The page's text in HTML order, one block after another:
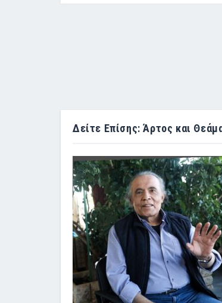
Δείτε Επίσης: Άρτος και